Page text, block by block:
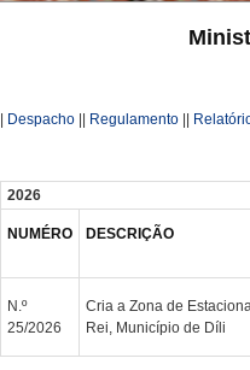
| Despacho || Regulamento ||
2026
NUMÉRO DESCRIÇÃO
N.º
25/2026
Cria a Zona de
Rei, Município de Díli